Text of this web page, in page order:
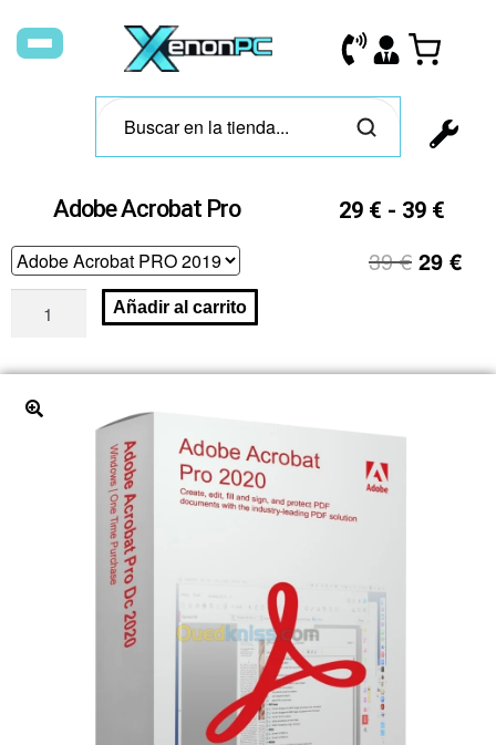
Adobe Acrobat Pro 29 € - 39 €
39€ 29 €
Añadir al carrito